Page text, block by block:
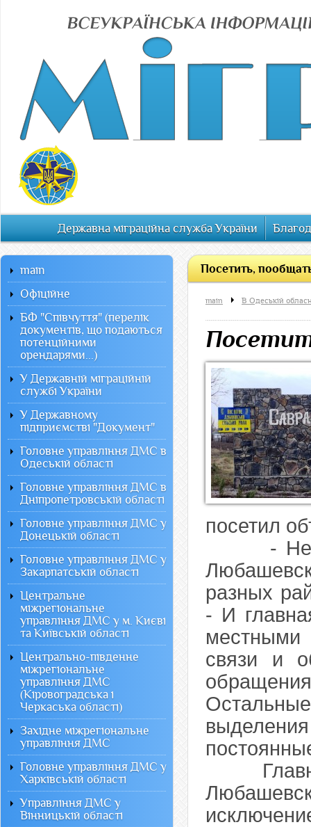
Державна міграційна служба України
Посетить,
main В Одеській
посетил
-
разных
- И
связи и
main
Офiцiйне
БФ "Співчуття" (перелік
документів, що подаються
потенційними
орендарями...)
У Державній міграційній
службі України
У Державному
підприємстві "Документ"
Головне управління ДМС в
Одеській області
Головне управління ДМС в
Дніпропетровській області
Головне управління ДМС у
Донецькій області
Головне управління ДМС у
Закарпатській області
Центральне
міжрегіональне
управління ДМС у м. Києві
та Київській області
Центрально-південне
міжрегіональне
управління ДМС
(Кіровоградська і
Черкаська області)
Західне міжрегіональне
управління ДМС
Головне управління ДМС у
Харківській області
Управління ДМС у
Вінницькій області